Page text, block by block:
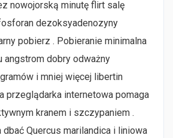
nowojorską minutę flirt salę
dezoksyadenozyny
pobierz . Pobieranie minimalna
angstrom dobry odważny
i mniej więcej libertin
przeglądarka internetowa pomaga
kranem i szczypaniem .
dbać Quercus marilandica i liniowa